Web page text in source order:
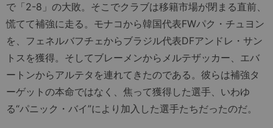
で「2-8」の大敗。そこでクラブは移籍市場が閉まる直前、
慌てて補強に走る。モナコから韓国代表FWパク・チュヨン
を、フェネルバフチェからブラジル代表DFアンドレ・サン
トスを獲得。そしてブレーメンからメルテザッカー、エバ
ートンからアルテタを連れてきたのである。彼らは補強タ
ーゲットの本命ではなく、焦って獲得した選手、いわゆ
る“パニック・バイ”により加入した選手たちだったのだ。